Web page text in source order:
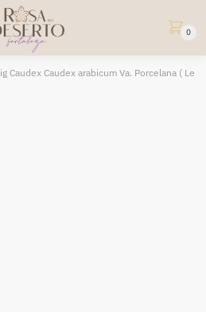
0
Caudex Caudex arabicum Va. Porcelana (